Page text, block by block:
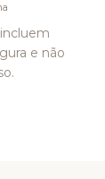
e não